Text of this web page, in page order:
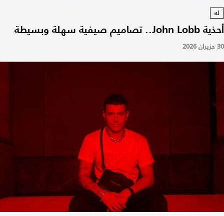
له
أحذية John Lobb.. تصاميم صيفية سهلة وبسيطة
30 حزيران 2026